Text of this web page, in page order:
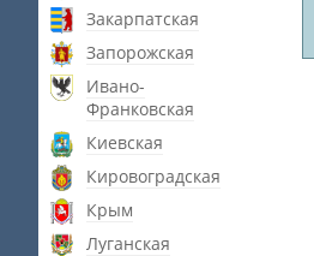
Закарпатская
Запорожская
Ивано-
Франковская
Киевская
Кировоградская
Крым
Луганская